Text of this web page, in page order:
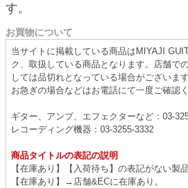
す。
お買物について
当サイトに掲載している商品はMIYAJI
ク、取扱している商品となります。店舗で
しては品切れとなっている場合がございま
お急ぎの場合などはお電話にて一度ご確認
ギター、アンプ、エフェクターなど：03-
レコーディング機器：03-3255-3332
商品タイトルの表記の説明
【在庫あり】【入荷待ち】の表記がない製
【在庫あり】→店舗&ECに在庫あり。